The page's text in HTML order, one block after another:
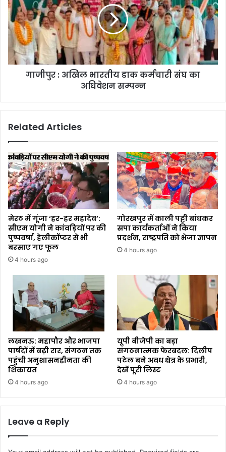
गाजीपुर : अखिल भारतीय डाक कर्मचारी संघ का
अधिवेशन सम्पन्न
Related Articles
मेरठ में गूंजा ‘हर-हर महादेव’:
सीएम योगी ने कांवड़ियों पर की
पुष्पवर्षा, हेलीकॉप्टर से भी
बरसाए गए फूल
4 hours ago
गोरखपुर में काली पट्टी बांधकर
सपा कार्यकर्ताओं ने किया
प्रदर्शन, राष्ट्रपति को भेजा ज्ञापन
4 hours ago
लखनऊ: महापौर और भाजपा
पार्षदों में बढ़ी रार, संगठन तक
पहुंची अनुशासनहीनता की
शिकायत
4 hours ago
यूपी बीजेपी का बड़ा
संगठनात्मक फेरबदल: दिलीप
पटेल बने अवध क्षेत्र के प्रभारी,
देखें पूरी लिस्ट
4 hours ago
Leave a Reply